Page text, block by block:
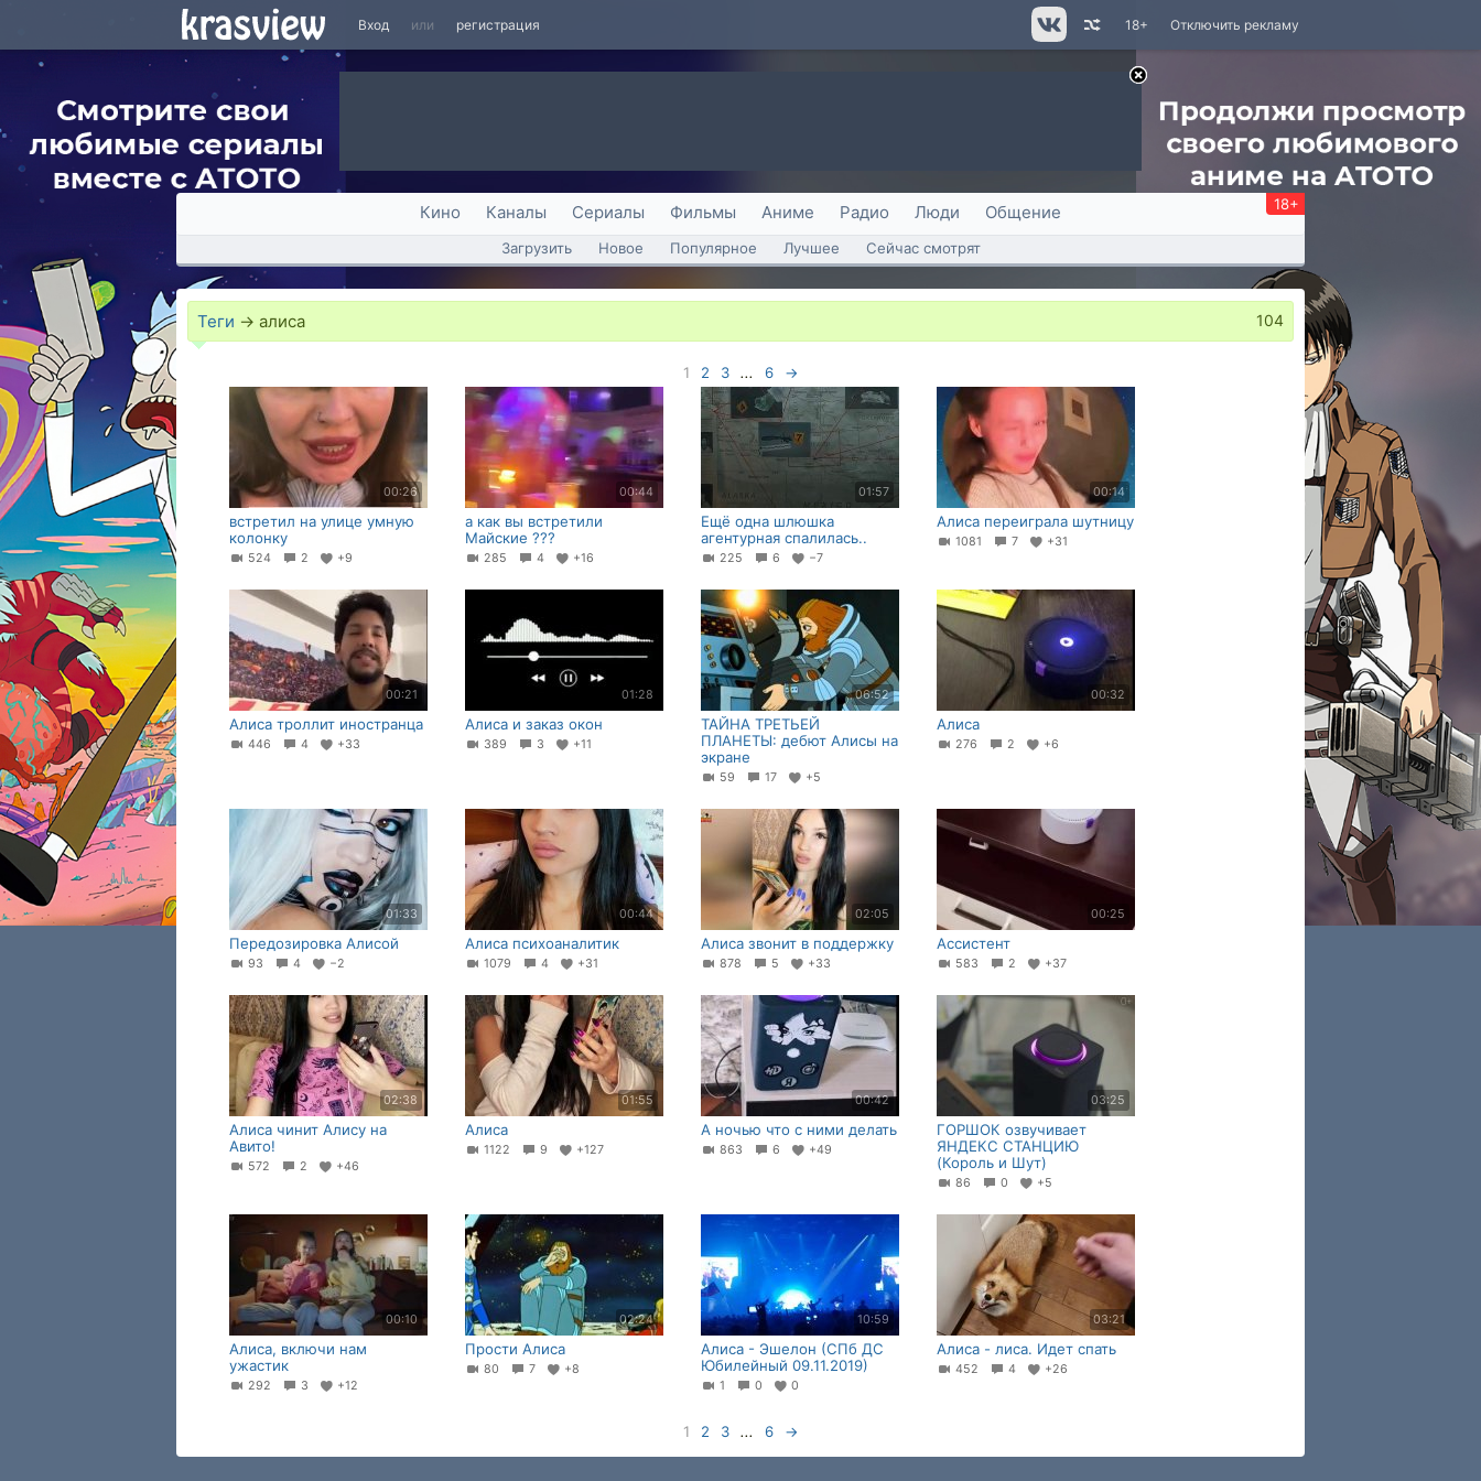
Вход или регистрация Отключить рекламу
18+
Кино Каналы Сериалы Фильмы Аниме Радио Люди Общение 18+
Загрузить Новое Популярное Лучшее Сейчас смотрят
Теги → алиса 104
1 2 3 ... 6 →
00:26
встретил на улице умную
колонку
524 2 +9
00:44
а как вы встретили
Майские ???
285 4 +16
01:57
Ещё одна шлюшка
агентурная спалилась..
225 6 −7
00:14
Алиса переиграла шутницу
1081 7 +31
00:21
Алиса троллит иностранца
446 4 +33
01:28
Алиса и заказ окон
389 3 +11
06:52
ТАЙНА ТРЕТЬЕЙ
ПЛАНЕТЫ: дебют Алисы на
экране
59 17 +5
00:32
Алиса
276 2 +6
01:33
Передозировка Алисой
93 4 −2
00:44
Алиса психоаналитик
1079 4 +31
02:05
Алиса звонит в поддержку
878 5 +33
00:25
Ассистент
583 2 +37
02:38
Алиса чинит Алису на
Авито!
572 2 +46
01:55
Алиса
1122 9 +127
00:42
А ночью что с ними делать
863 6 +49
03:25
ГОРШОК озвучивает
ЯНДЕКС СТАНЦИЮ
(Король и Шут)
86 0 +5
00:10
Алиса, включи нам
ужастик
292 3 +12
02:24
Прости Алиса
80 7 +8
10:59
Алиса - Эшелон (СПб ДС
Юбилейный 09.11.2019)
1 0 0
03:21
Алиса - лиса. Идет спать
452 4 +26
1 2 3 ... 6 →